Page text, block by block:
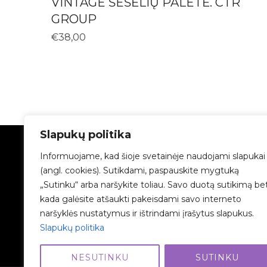
Slapukų politika
Informuojame, kad šioje svetainėje naudojami slapukai
(angl. cookies). Sutikdami, paspauskite mygtuką
„Sutinku“ arba naršykite toliau. Savo duotą sutikimą
kada galėsite atšaukti pakeisdami savo interneto
naršyklės nustatymus ir ištrindami įrašytus slapukus.
Slapukų politika
NESUTINKU SUTINKU
GROUP
€38,00
BENDRA INFORMACIJA
Privatumo politika
Slapukų politika
Mokėjimai